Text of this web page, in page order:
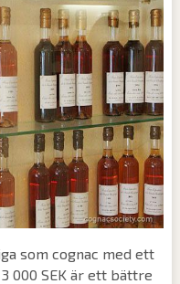
som cognac med ett
000 SEK är ett bättre